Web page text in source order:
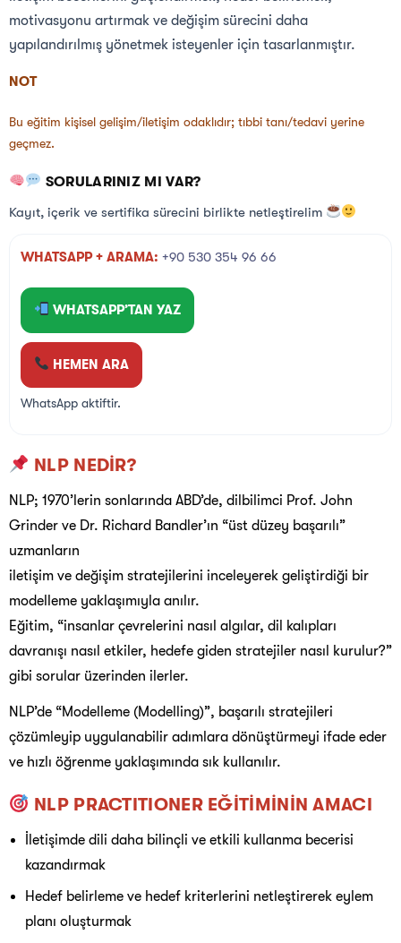
motivasyonu artırmak ve değişim sürecini daha
yapılandırılmış yönetmek isteyenler için tasarlanmıştır.
NOT
Bu eğitim kişisel gelişim/iletişim odaklıdır; tıbbi tanı/tedavi yerine
geçmez.
SORULARINIZ MI VAR?
Kayıt, içerik ve sertifika sürecini birlikte netleştirelim
WHATSAPP + ARAMA: +90 530 354 96 66
WHATSAPP’TAN YAZ
HEMEN ARA
WhatsApp aktiftir.
NLP NEDİR?
NLP; 1970’lerin sonlarında ABD’de, dilbilimci Prof. John
Grinder ve Dr. Richard Bandler’ın “üst düzey başarılı”
uzmanların
iletişim ve değişim stratejilerini inceleyerek geliştirdiği bir
modelleme yaklaşımıyla anılır.
Eğitim, “insanlar çevrelerini nasıl algılar, dil kalıpları
davranışı nasıl etkiler, hedefe giden stratejiler nasıl kurulur?”
gibi sorular üzerinden ilerler.
NLP’de “Modelleme (Modelling)”, başarılı stratejileri
çözümleyip uygulanabilir adımlara dönüştürmeyi ifade eder
ve hızlı öğrenme yaklaşımında sık kullanılır.
NLP PRACTITIONER EĞİTİMİNİN AMACI
İletişimde dili daha bilinçli ve etkili kullanma becerisi
kazandırmak
Hedef belirleme ve hedef kriterlerini netleştirerek eylem
planı oluşturmak